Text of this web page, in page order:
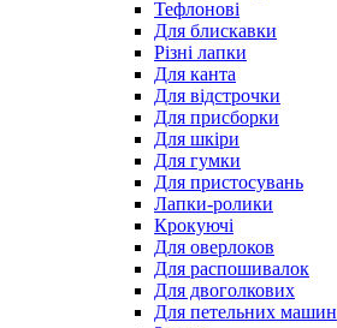
Тефлонові
Для блискавки
Різні лапки
Для канта
Для відстрочки
Для присборки
Для шкіри
Для гумки
Для пристосувань
Лапки-ролики
Крокуючі
Для оверлоков
Для распошивалок
Для двоголкових
Для петельних машин